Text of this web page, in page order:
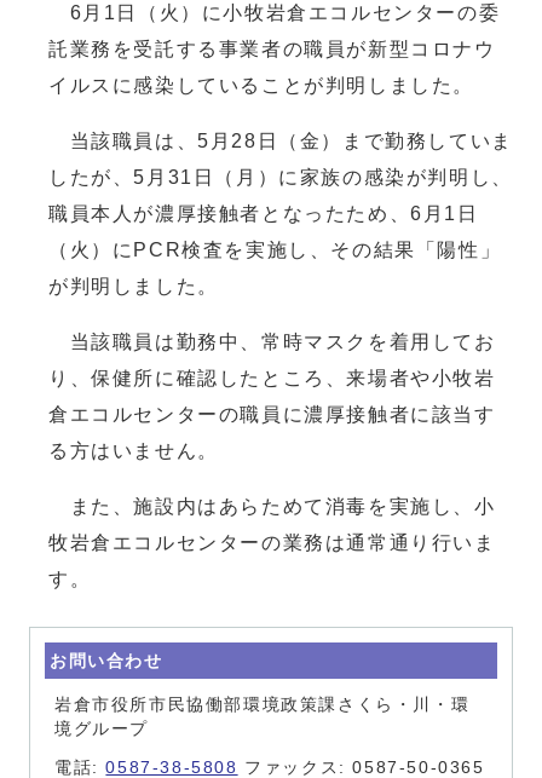
6月1日（火）に小牧岩倉エコルセンターの委
託業務を受託する事業者の職員が新型コロナウ
イルスに感染していることが判明しました。
当該職員は、5月28日（金）まで勤務していま
したが、5月31日（月）に家族の感染が判明し、
職員本人が濃厚接触者となったため、6月1日
（火）にPCR検査を実施し、その結果「陽性」
が判明しました。
当該職員は勤務中、常時マスクを着用してお
り、保健所に確認したところ、来場者や小牧岩
倉エコルセンターの職員に濃厚接触者に該当す
る方はいません。
また、施設内はあらためて消毒を実施し、小
牧岩倉エコルセンターの業務は通常通り行いま
す。
お問い合わせ
岩倉市役所市民協働部環境政策課さくら・川・環
境グループ
電話:0587-38-5808 ファックス: 0587-50-0365